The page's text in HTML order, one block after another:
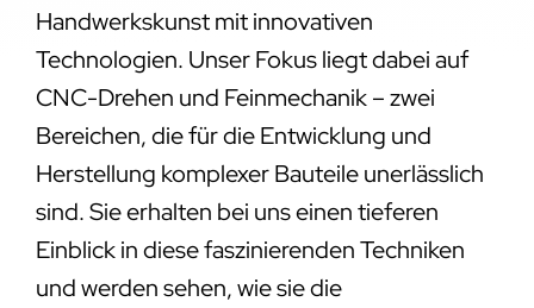
Handwerkskunst mit innovativen
Technologien. Unser Fokus liegt dabei auf
CNC-Drehen und Feinmechanik – zwei
Bereichen, die für die Entwicklung und
Herstellung komplexer Bauteile unerlässlich
sind. Sie erhalten bei uns einen tieferen
Einblick in diese faszinierenden Techniken
und werden sehen, wie sie die